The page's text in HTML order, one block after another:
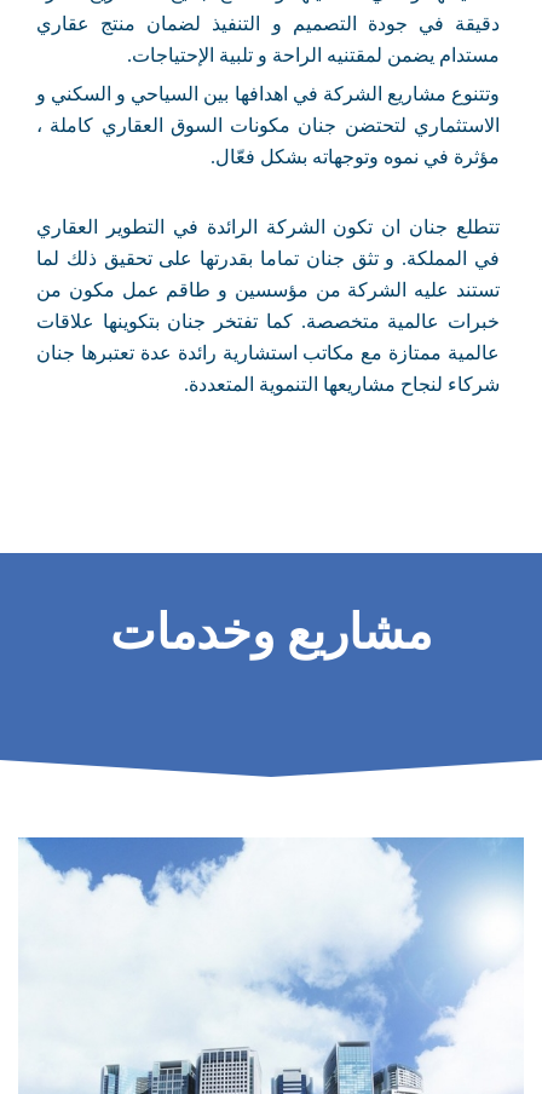
دقيقة في جودة التصميم و التنفيذ لضمان منتج عقاري
مستدام يضمن لمقتنيه الراحة و تلبية الإحتياجات.
وتتنوع مشاريع الشركة في اهدافها بين السياحي و السكني و
الاستثماري لتحتضن جنان مكونات السوق العقاري كاملة ،
مؤثرة في نموه وتوجهاته بشكل فعّال.
تتطلع جنان ان تكون الشركة الرائدة في التطوير العقاري
في المملكة. و تثق جنان تماما بقدرتها على تحقيق ذلك لما
تستند عليه الشركة من مؤسسين و طاقم عمل مكون من
خبرات عالمية متخصصة. كما تفتخر جنان بتكوينها علاقات
عالمية ممتازة مع مكاتب استشارية رائدة عدة تعتبرها جنان
شركاء لنجاح مشاريعها التنموية المتعددة.
مشاريع وخدمات